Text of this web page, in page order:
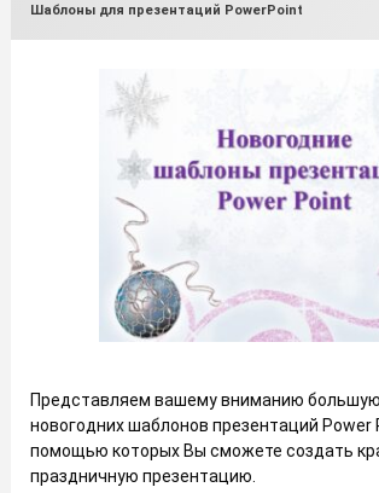
Рубрики:
Шаблоны для презентаций PowerPoint
Представляем вашему вниманию
новогодних шаблонов презентаций Power
помощью которых Вы сможете создать
праздничную презентацию.